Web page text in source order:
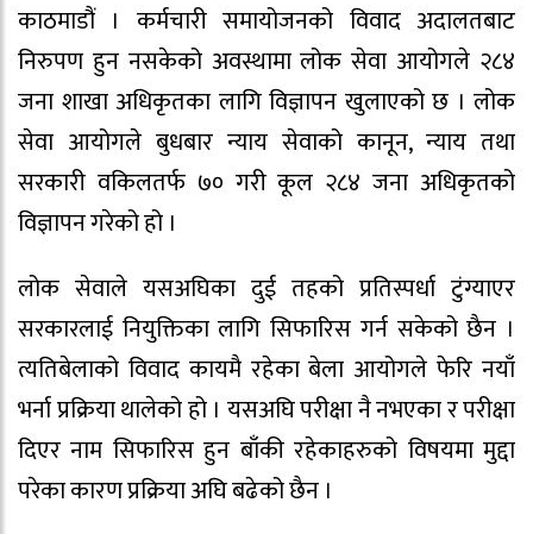
काठमाडौं । कर्मचारी समायोजनको विवाद अदालतबाट
निरुपण हुन नसकेको अवस्थामा लोक सेवा आयोगले २८४
जना शाखा अधिकृतका लागि विज्ञापन खुलाएको छ । लोक
सेवा आयोगले बुधबार न्याय सेवाको कानून, न्याय तथा
सरकारी वकिलतर्फ ७० गरी कूल २८४ जना अधिकृतको
विज्ञापन गरेको हो ।
लोक सेवाले यसअघिका दुई तहको प्रतिस्पर्धा टुंग्याएर
सरकारलाई नियुक्तिका लागि सिफारिस गर्न सकेको छैन ।
त्यतिबेलाको विवाद कायमै रहेका बेला आयोगले फेरि नयाँ
भर्ना प्रक्रिया थालेको हो । यसअघि परीक्षा नै नभएका र परीक्षा
दिएर नाम सिफारिस हुन बाँकी रहेकाहरुको विषयमा मुद्दा
परेका कारण प्रक्रिया अघि बढेको छैन ।